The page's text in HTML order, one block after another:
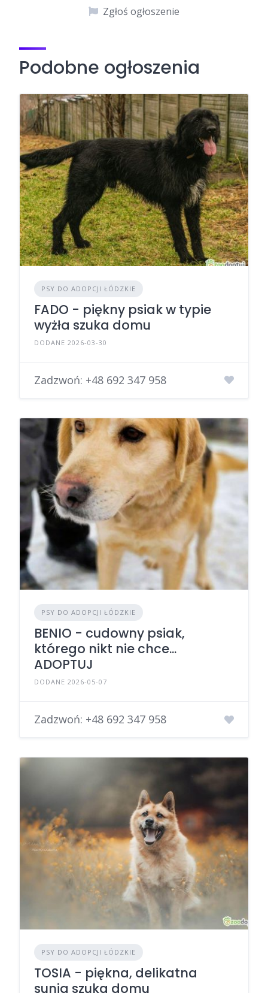
Zgłoś ogłoszenie
Podobne ogłoszenia
PSY DO ADOPCJI ŁÓDZKIE
FADO - piękny psiak w typie
wyżła szuka domu
DODANE 2026-03-30
Zadzwoń: +48 692 347 958
PSY DO ADOPCJI ŁÓDZKIE
BENIO - cudowny psiak,
którego nikt nie chce...
ADOPTUJ
DODANE 2026-05-07
Zadzwoń: +48 692 347 958
PSY DO ADOPCJI ŁÓDZKIE
TOSIA - piękna, delikatna
sunia szuka domu